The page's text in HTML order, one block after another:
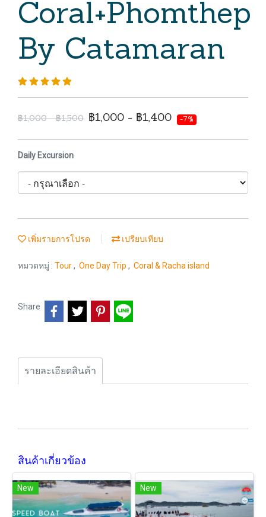
Coral+Phomthep
By Catamaran
฿1,000 - ฿1,500 ฿1,000 - ฿1,400 -7%
Daily Excursion
เพิ่มรายการโปรด เปรียบเทียบ
หมวดหมู่ : Tour, One Day Trip , Coral & Racha island
Share
รายละเอียดสินค้า
สินค้าเกี่ยวข้อง
New New